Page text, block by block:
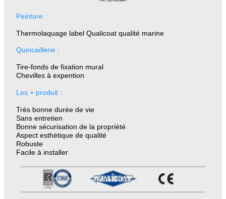
Peinture :
Thermolaquage label Qualicoat qualité marine
Quincaillerie :
Tire-fonds de fixation mural
Chevilles à expention
Les + produit :
Très bonne durée de vie
Sans entretien
Bonne sécurisation de la proprièté
Aspect esthétique de qualité
Robuste
Facile à installer